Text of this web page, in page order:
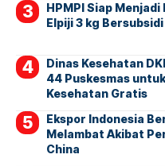
HPMPI Siap
Elpiji 3 kg Bersubsidi
Dinas Kesehatan
44 Puskesmas
Kesehatan Gratis
Ekspor Indonesia
Melambat Akibat
China